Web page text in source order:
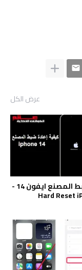
عرض الكل
إعادة ضبط المصنع ايفون 14 -
Hard Reset